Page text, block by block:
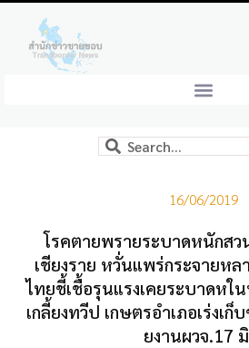
16/06/2019
โรคตายพรายระบาดหนักส
เชียงราย หวั่นแพร่กระจายหล
ไทยชี้เชื้อรุนแรงเคยระบาดหใ
เกลี้ยงทวีป เกษตรอำเภอเร่งเ
ยงานผวจ.17